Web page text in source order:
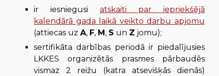
ir iesniegusi atskaiti par iepriekšējā
kalendārā gada laikā veikto darbu apjomu
(attiecas uzA, F, M, S un Z jomu);
sertifikāta darbības periodā ir piedalījusies
LKKES organizētās prasmes pārbaudēs
vismaz 2 reižu (katra atsevišķās dienās)